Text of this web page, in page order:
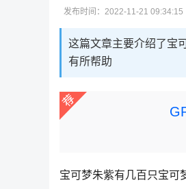
发布时间：2022-11-21
这篇文章主要介绍了宝
有所帮助
宝可梦朱紫有几百只宝可